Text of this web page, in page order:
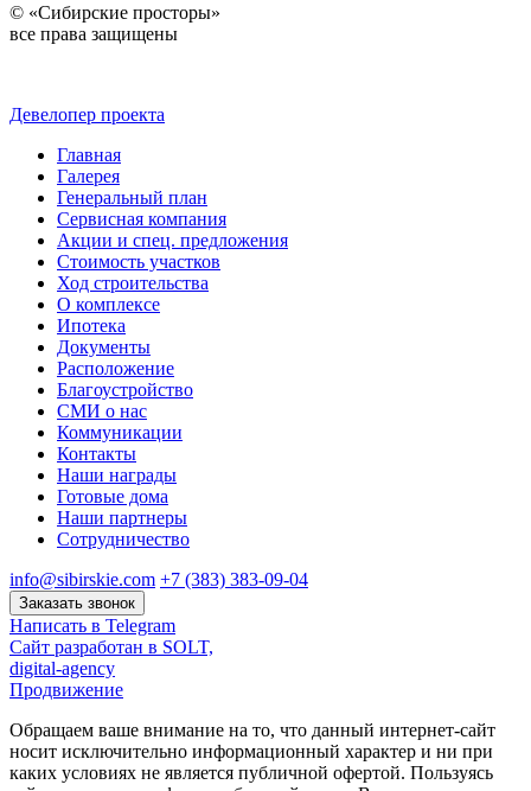
© «Сибирские просторы»
все права защищены
Девелопер проекта
Главная
Галерея
Генеральный план
Сервисная компания
Акции и спец. предложения
Стоимость участков
Ход строительства
О комплексе
Ипотека
Документы
Расположение
Благоустройство
СМИ о нас
Коммуникации
Контакты
Наши награды
Готовые дома
Наши партнеры
Сотрудничество
info@sibirskie.com +7 (383) 383-09-04
Заказать звонок
Написать в Telegram
Сайт разработан в SOLT,
digital-agency
Продвижение
Обращаем ваше внимание на то, что данный интернет-сайт
носит исключительно информационный характер и ни при
каких условиях не является публичной офертой. Пользуясь